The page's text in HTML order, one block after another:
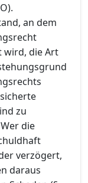
an dem
wird, die Art
zu
die
verzögert,
daraus